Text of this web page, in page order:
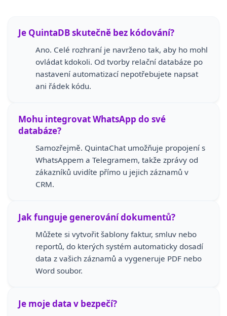
Je QuintaDB skutečně bez kódování?
Ano. Celé rozhraní je navrženo tak, aby ho mohl
ovládat kdokoli. Od tvorby relační databáze po
nastavení automatizací nepotřebujete napsat
ani řádek kódu.
Mohu integrovat WhatsApp do své
databáze?
Samozřejmě. QuintaChat umožňuje propojení s
WhatsAppem a Telegramem, takže zprávy od
zákazníků uvidíte přímo u jejich záznamů v
CRM.
Jak funguje generování dokumentů?
Můžete si vytvořit šablony faktur, smluv nebo
reportů, do kterých systém automaticky dosadí
data z vašich záznamů a vygeneruje PDF nebo
Word soubor.
Je moje data v bezpečí?